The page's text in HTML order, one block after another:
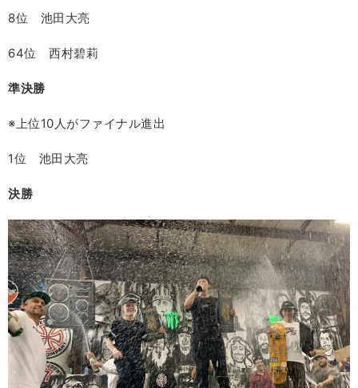
8位 池田大亮
64位 西村碧莉
準決勝
※上位10人がファイナル進出
1位 池田大亮
決勝